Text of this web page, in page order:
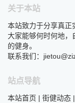
关于本站
本站致力于分享真正
大家能够何时何地，
的健身。
联系我们：
站点导航
本站首页 | 街健动态 |